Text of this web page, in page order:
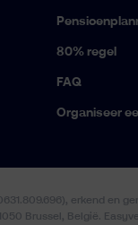
80% regel
FAQ
Organiseer
erkend en
Brussel, België.